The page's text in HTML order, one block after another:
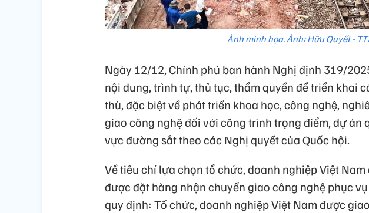
Ảnh minh họa. Ảnh: Hữu Quyết -
Ngày 12/12, Chính phủ ban hành Nghị định 319/
nội dung, trình tự, thủ tục, thẩm quyền để triển khai
thù, đặc biệt về phát triển khoa học, công nghệ,
giao công nghệ đối với công trình trọng điểm, dự án
vực đường sắt theo các Nghị quyết của Quốc hội.
Về tiêu chí lựa chọn tổ chức, doanh nghiệp Việt
được đặt hàng nhận chuyển giao công nghệ phục
quy định: Tổ chức, doanh nghiệp Việt Nam được